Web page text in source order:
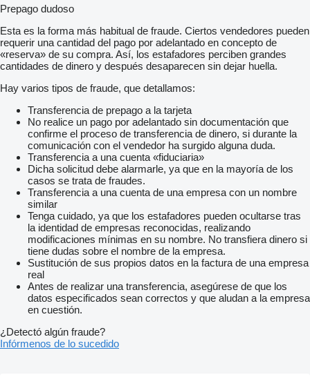
Prepago dudoso
Esta es la forma más habitual de fraude. Ciertos vendedores pueden
requerir una cantidad del pago por adelantado en concepto de
«reserva» de su compra. Así, los estafadores perciben grandes
cantidades de dinero y después desaparecen sin dejar huella.
Hay varios tipos de fraude, que detallamos:
Transferencia de prepago a la tarjeta
No realice un pago por adelantado sin documentación que
confirme el proceso de transferencia de dinero, si durante la
comunicación con el vendedor ha surgido alguna duda.
Transferencia a una cuenta «fiduciaria»
Dicha solicitud debe alarmarle, ya que en la mayoría de los
casos se trata de fraudes.
Transferencia a una cuenta de una empresa con un nombre
similar
Tenga cuidado, ya que los estafadores pueden ocultarse tras
la identidad de empresas reconocidas, realizando
modificaciones mínimas en su nombre. No transfiera dinero si
tiene dudas sobre el nombre de la empresa.
Sustitución de sus propios datos en la factura de una empresa
real
Antes de realizar una transferencia, asegúrese de que los
datos especificados sean correctos y que aludan a la empresa
en cuestión.
¿Detectó algún fraude?
Infórmenos de lo sucedido